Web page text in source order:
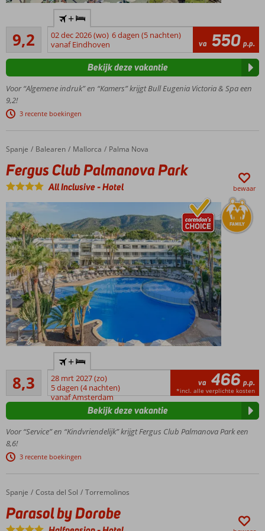
Absolute
favoriet bij
Nederlandse
vakantiegangers!
In het
van
Playa
Inglés
Gratis toegang
tot het
wellnesscenter
Relax op
met
bubbelbad
Gratis
shuttleservice
naar het
strand
All
Inclusive
ook
mogelijk
9,2
Uitstekend
21
beoordelingen
+
02 dec 2026 (wo) 6 dagen (5 nachten)
vanaf Eindhoven
va 550 p.p.
Voor “Algemene indruk” en “Kamers” krijgt Bull Eugenia Victoria & Spa een
9,2!
3 recente boekingen
Bekijk deze vakantie
Home
Spanje Balearen Mallorca Palma Nova
Fergus Club Palmanova Park
Fergus Club Palmanova Park
All Inclusive-Hotel bewaar
(familie)hotel,
nabij strand
en boulevard
2 heerlijke
helderblauw
zand
Gezellige
boulevard
restaurants,
terrasjes en
8,3
Zeer goed
646
beoordelingen
+
28 mrt 2027 (zo)
5 dagen (4 nachten)
vanaf Amsterdam
va 466 p.p.
*incl. alle verplichte kosten
Voor “Service” en “Kindvriendelijk” krijgt Fergus Club Palmanova Park een
8,6!
3 recente boekingen
Bekijk deze vakantie
Home
Spanje Costa del Sol Torremolinos
Parasol by Dorobe
Parasol by Dorobe